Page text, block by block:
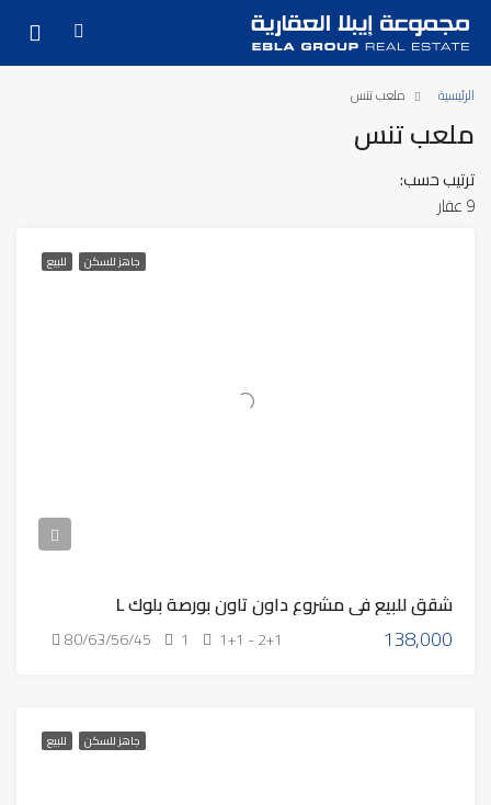
الرئيسية ملعب تنس
ملعب تنس
9 عقار
ترتيب حسب:
جاهز للسكن للبيع
شقق للبيع في مشروع داون تاون بورصة بلوك L
138,000
1+1 - 2+1
1
80/63/56/45
جاهز للسكن للبيع